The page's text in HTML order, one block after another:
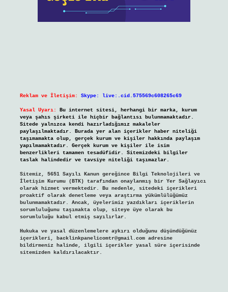
Reklam ve İletişim: Skype: live:.cid.575569c608265c69
Yasal Uyarı:
Bu internet sitesi, herhangi bir marka, kurum
veya şahıs şirketi ile hiçbir bağlantısı bulunmamaktadır.
Sitede yalnızca kendi hazırladığımız makaleler
paylaşılmaktadır. Burada yer alan içerikler haber niteliği
taşımamakta olup, gerçek kurum ve kişiler hakkında paylaşım
yapılmamaktadır. Gerçek kurum ve kişiler ile isim
benzerlikleri tamamen tesadüfidir. Sitemizdeki bilgiler
taslak halindedir ve tavsiye niteliği taşımazlar.
Sitemiz, 5651 Sayılı Kanun gereğince Bilgi Teknolojileri ve
İletişim Kurumu (BTK) tarafından onaylanmış bir Yer Sağlayıcı
olarak hizmet vermektedir. Bu nedenle, sitedeki içerikleri
proaktif olarak denetleme veya araştırma yükümlülüğümüz
bulunmamaktadır. Ancak, üyelerimiz yazdıkları içeriklerin
sorumluluğunu taşımakta olup, siteye üye olarak bu
sorumluluğu kabul etmiş sayılırlar.
Hukuka ve yasal düzenlemelere aykırı olduğunu düşündüğünüz
içerikleri, backlinkpanelicomtr@gmail.comadresine
bildirmeniz halinde, ilgili içerikler yasal süre içerisinde
sitemizden kaldırılacaktır.